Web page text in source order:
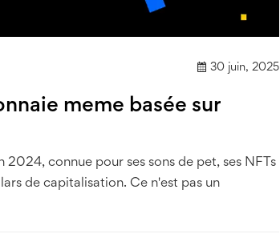
30 juin, 2025
meme basée sur
connue pour ses sons de pet, ses NFTs
de capitalisation. Ce n'est pas un